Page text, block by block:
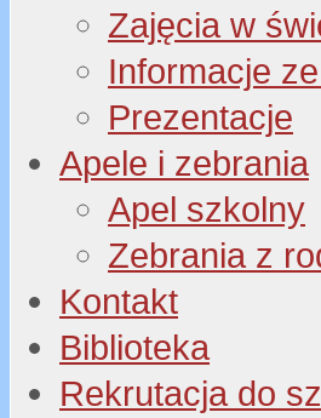
Zajęcia w
Informacje
Prezentacje
Apele i zebrania
Apel szkolny
Zebrania z
Kontakt
Biblioteka
Rekrutacja do